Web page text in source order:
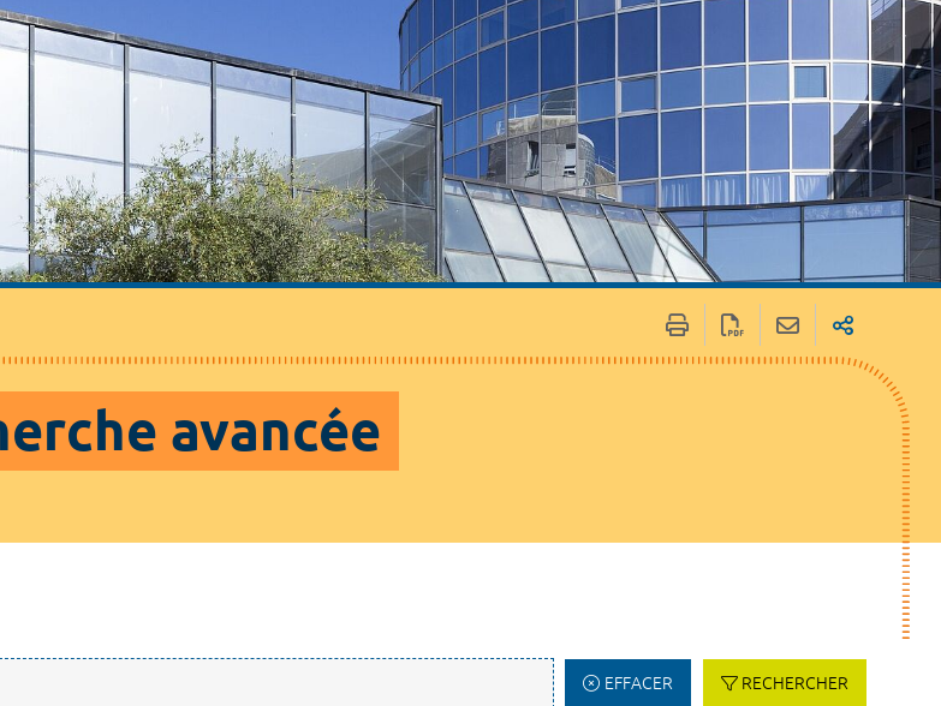
avancée
EFFACER RECHERCHER